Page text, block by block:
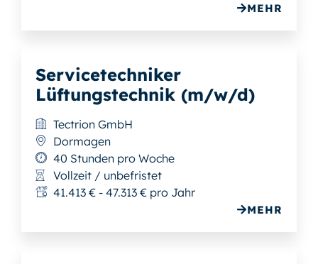
MEHR
Servicetechniker
Lüftungstechnik (m/w/d)
Tectrion GmbH
Dormagen
40 Stunden pro Woche
Vollzeit / unbefristet
41.413 € - 47.313 € pro Jahr
MEHR